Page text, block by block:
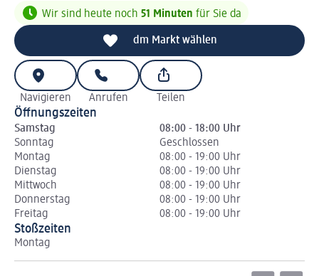
Wir sind heute noch 51 Minuten für Sie da
dm Markt wählen
Navigieren Anrufen Teilen
Öffnungszeiten
Samstag
08:00 - 18:00 Uhr
Sonntag
Geschlossen
Montag
08:00 - 19:00 Uhr
Dienstag
08:00 - 19:00 Uhr
Mittwoch
08:00 - 19:00 Uhr
Donnerstag
08:00 - 19:00 Uhr
Freitag
08:00 - 19:00 Uhr
Stoßzeiten
Montag